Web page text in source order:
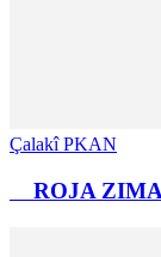
Çalakî PKAN
ROJA